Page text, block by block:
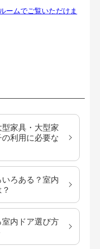
ームでご覧いただけま
家具・大型家
利用に必要な
ろある？室内
内ドア選び方